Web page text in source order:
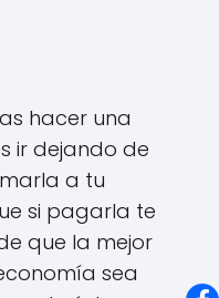
hacer una
ir dejando de
a tu
si pagarla te
que la mejor
sea